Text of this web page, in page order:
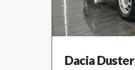
Dacia Duster